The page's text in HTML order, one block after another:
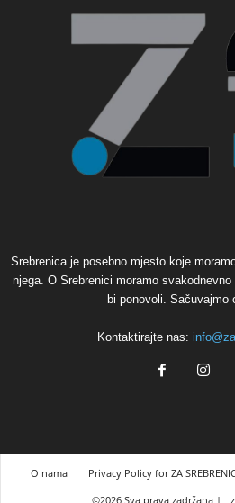
Srebrenica je posebno mjesto koje
njega. O Srebrenici moramo
bi ponovoli. Sačuvajmo
Kontaktirajte nas:
O nama Privacy Policy for ZA
©2026 Sva prava zadržana |